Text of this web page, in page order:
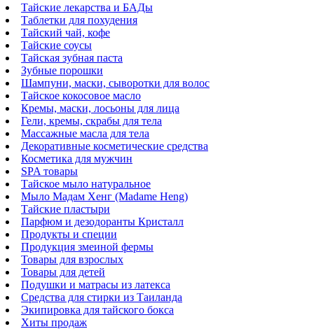
Тайские лекарства и БАДы
Таблетки для похудения
Тайский чай, кофе
Тайские соусы
Тайская зубная паста
Зубные порошки
Шампуни, маски, сыворотки для волос
Тайское кокосовое масло
Кремы, маски, лосьоны для лица
Гели, кремы, скрабы для тела
Массажные масла для тела
Декоративные косметические средства
Косметика для мужчин
SPA товары
Тайское мыло натуральное
Мыло Мадам Хенг (Madame Heng)
Тайские пластыри
Парфюм и дезодоранты Кристалл
Продукты и специи
Продукция змеиной фермы
Товары для взрослых
Товары для детей
Подушки и матрасы из латекса
Средства для стирки из Таиланда
Экипировка для тайского бокса
Хиты продаж